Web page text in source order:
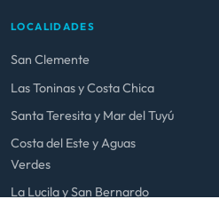
LOCALIDADES
San Clemente
Las Toninas y Costa Chica
Santa Teresita y Mar del Tuyú
Costa del Este y Aguas
Verdes
La Lucila y San Bernardo